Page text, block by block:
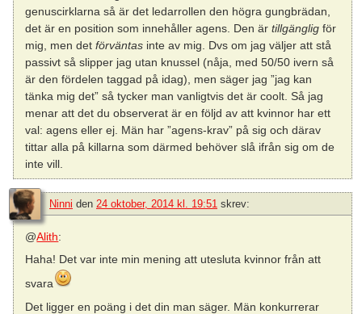
genuscirklarna så är det ledarrollen den högra gungbrädan,
det är en position som innehåller agens. Den ärtillgänglig för
mig, men detförväntas inte av mig. Dvs om jag väljer att stå
passivt så slipper jag utan knussel (nåja, med 50/50 ivern så
är den fördelen taggad på idag), men säger jag ”jag kan
tänka mig det” så tycker man vanligtvis det är coolt. Så jag
menar att det du observerat är en följd av att kvinnor har ett
val: agens eller ej. Män har ”agens-krav” på sig och därav
tittar alla på killarna som därmed behöver slå ifrån sig om de
inte vill.
Ninni den 24 oktober, 2014 kl. 19:51 skrev:
@Alith:
Haha! Det var inte min mening att utesluta kvinnor från att
svara
Det ligger en poäng i det din man säger. Män konkurrerar